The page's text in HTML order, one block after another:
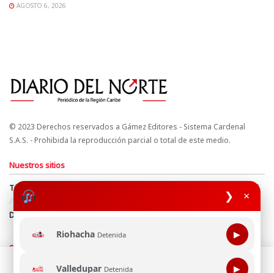
❯ ×
Riohacha Detenida ▶
Valledupar Detenida ▶
AGOSTO 6, 2026
© 2023 Derechos reservados a Gámez Editores - Sistema Cardenal
S.A.S. - Prohibida la reproducción parcial o total de este medio.
Nuestros sitios
Términos y Condiciones
Derechos de Autor y Propiedad Intelectual
Política de uso de cookies
Política de Tratamiento de Datos
Directrices Editoriales
Síguenos
Esta página web usa cookie para mejorar tu experiencia de